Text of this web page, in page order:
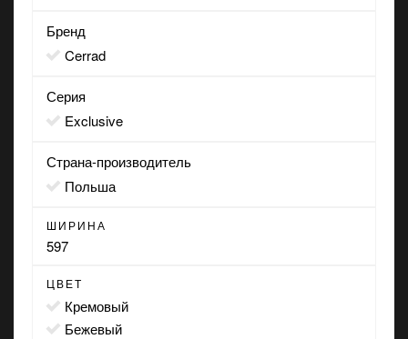
Бренд
Cerrad
Серия
Exclusive
Страна-производитель
Польша
ШИРИНА
597
ЦВЕТ
кремовый
бежевый